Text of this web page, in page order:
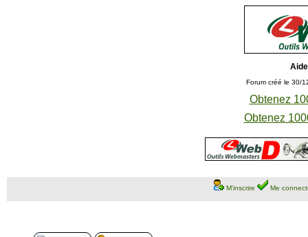
Forum créé le 30/
Obtenez
Obtenez
M'inscrire Me